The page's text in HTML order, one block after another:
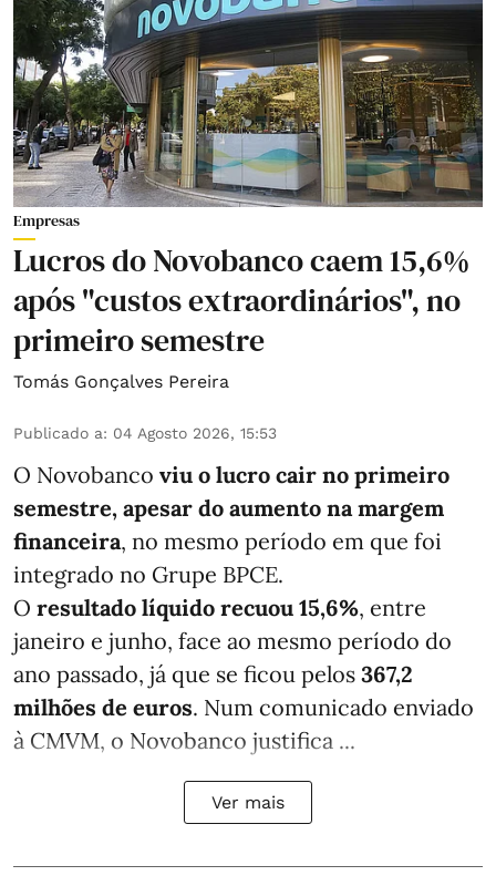
Empresas
Lucros do Novobanco caem 15,6%
após "custos extraordinários", no
primeiro semestre
Tomás Gonçalves Pereira
Publicado a: 04 Agosto 2026, 15:53
O Novobanco viu o lucro cair no primeiro
semestre, apesar do aumento na margem
financeira, no mesmo período em que foi
integrado no Grupe BPCE.
O resultado líquido recuou 15,6%, entre
janeiro e junho, face ao mesmo período do
ano passado, já que se ficou pelos 367,2
milhões de euros. Num comunicado enviado
à CMVM, o Novobanco justifica ...
Ver mais